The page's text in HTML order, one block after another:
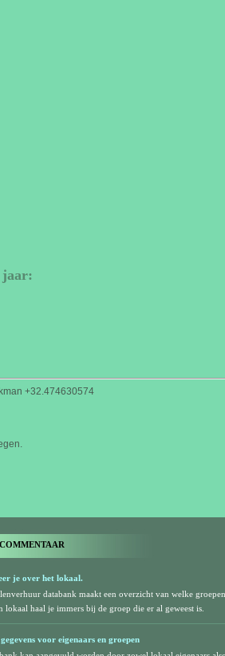
jaar:
+32.474630574
COMMENTAAR
je over het lokaal.
databank maakt een overzicht van welke
lokaal haal je immers bij de groep die er al geweest is.
voor eigenaars en groepen